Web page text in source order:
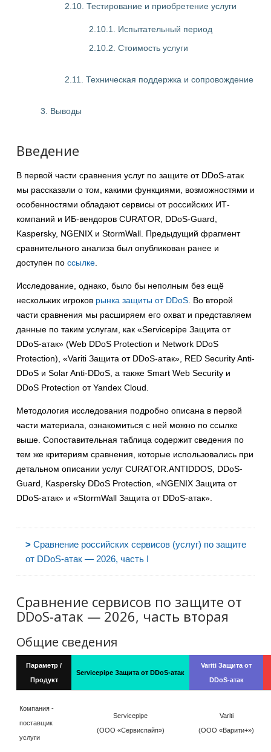
2.10. Тестирование и приобретение услуги
2.10.1. Испытательный период
2.10.2. Стоимость услуги
2.11. Техническая поддержка и сопровождение
3. Выводы
Введение
В первой части сравнения услуг по защите от DDoS-атак
мы рассказали о том, какими функциями, возможностями и
особенностями обладают сервисы от российских ИТ-
компаний и ИБ-вендоров CURATOR, DDoS-Guard,
Kaspersky, NGENIX и StormWall. Предыдущий фрагмент
сравнительного анализа был опубликован ранее и
доступен по ссылке.
Исследование, однако, было бы неполным без ещё
нескольких игроков рынка защиты от DDoS. Во второй
части сравнения мы расширяем его охват и представляем
данные по таким услугам, как «Servicepipe Защита от
DDoS-атак» (Web DDoS Protection и Network DDoS
Protection), «Variti Защита от DDoS-атак», RED Security Anti-
DDoS и Solar Anti-DDoS, а также Smart Web Security и
DDoS Protection от Yandex Cloud.
Методология исследования подробно описана в первой
части материала, ознакомиться с ней можно по ссылке
выше. Сопоставительная таблица содержит сведения по
тем же критериям сравнения, которые использовались при
детальном описании услуг CURATOR.ANTIDDOS, DDoS-
Guard, Kaspersky DDoS Protection, «NGENIX Защита от
DDoS-атак» и «StormWall Защита от DDoS-атак».
> Сравнение российских сервисов (услуг) по защите
от DDoS-атак — 2026, часть I
Сравнение сервисов по защите от
DDoS-атак — 2026, часть вторая
Общие сведения
Параметр /
Продукт
Servicepipe Защита от DDoS-атак
Variti Защита от
DDoS-атак
Компания -
поставщик
услуги
Servicepipe
(ООО «Сервиспайп»)
Variti
(ООО «Варити+»)